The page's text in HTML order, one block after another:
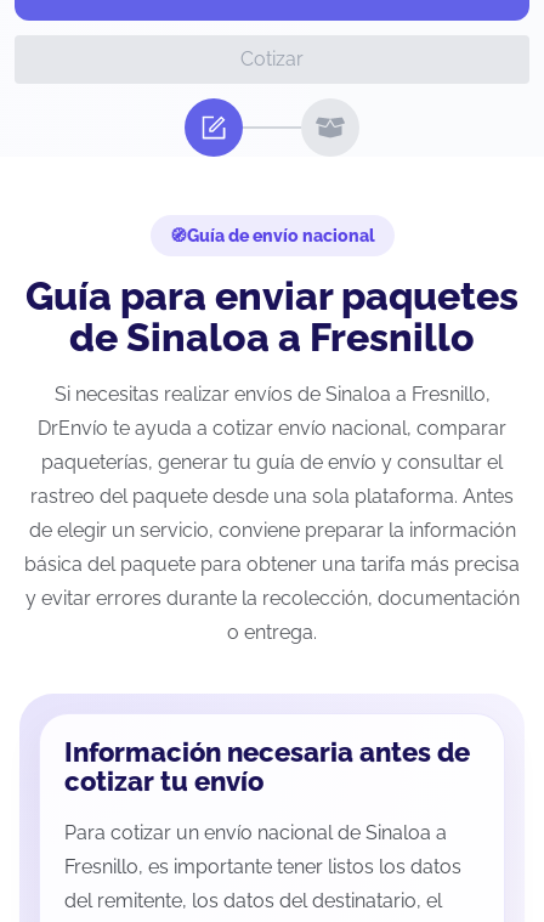
Cotizar
Guía de envío nacional
Guía para enviar paquetes
de Sinaloa a Fresnillo
Si necesitas realizar envíos de Sinaloa a Fresnillo,
DrEnvío te ayuda a cotizar envío nacional, comparar
paqueterías, generar tu guía de envío y consultar el
rastreo del paquete desde una sola plataforma. Antes
de elegir un servicio, conviene preparar la información
básica del paquete para obtener una tarifa más precisa
y evitar errores durante la recolección, documentación
o entrega.
Información necesaria antes de
cotizar tu envío
Para cotizar un envío nacional de Sinaloa a
Fresnillo, es importante tener listos los datos
del remitente, los datos del destinatario, el